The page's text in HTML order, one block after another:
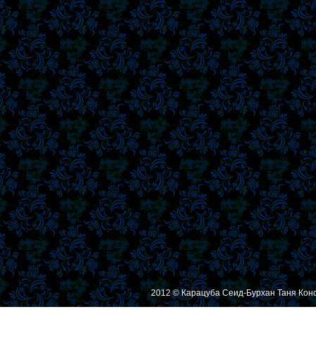
2012 © Карацуба Сеид-Бурхан Таня